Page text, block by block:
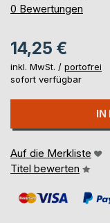
0%
0 Bewertungen
14,25 €
inkl. MwSt. / portofrei
sofort verfügbar
IN
Auf die Merkliste
Titel bewerten